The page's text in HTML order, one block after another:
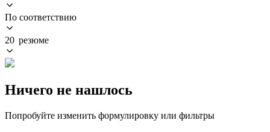
По соответствию
20 резюме
Ничего не нашлось
Попробуйте изменить формулировку или фильтры